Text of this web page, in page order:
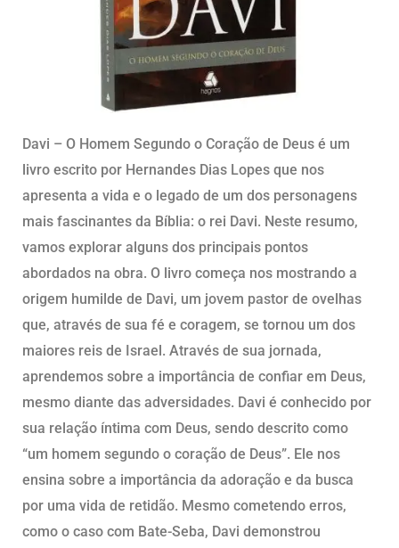
Davi – O Homem Segundo o Coração de Deus é um
livro escrito por Hernandes Dias Lopes que nos
apresenta a vida e o legado de um dos personagens
mais fascinantes da Bíblia: o rei Davi. Neste resumo,
vamos explorar alguns dos principais pontos
abordados na obra. O livro começa nos mostrando a
origem humilde de Davi, um jovem pastor de ovelhas
que, através de sua fé e coragem, se tornou um dos
maiores reis de Israel. Através de sua jornada,
aprendemos sobre a importância de confiar em Deus,
mesmo diante das adversidades. Davi é conhecido por
sua relação íntima com Deus, sendo descrito como
“um homem segundo o coração de Deus”. Ele nos
ensina sobre a importância da adoração e da busca
por uma vida de retidão. Mesmo cometendo erros,
como o caso com Bate-Seba, Davi demonstrou